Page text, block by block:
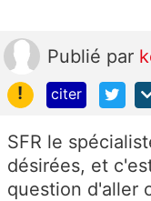
Publié par
!
citer
SFR le
désirées, et
question d'aller